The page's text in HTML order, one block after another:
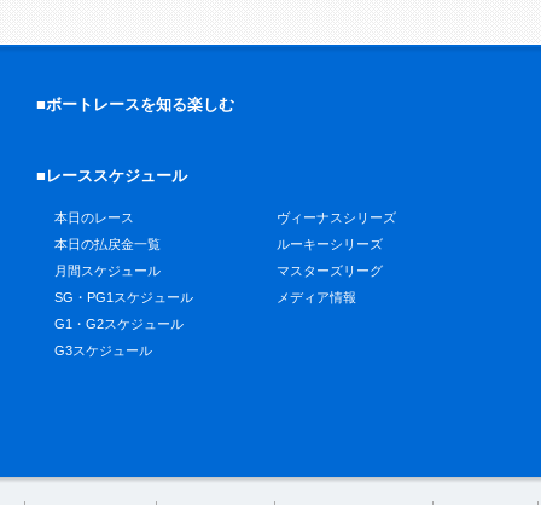
■ボートレースを知る楽しむ
■レーススケジュール
本日のレース
本日の払戻金一覧
月間スケジュール
SG・PG1スケジュール
G1・G2スケジュール
G3スケジュール
ヴィーナスシリーズ
ルーキーシリーズ
マスターズリーグ
メディア情報